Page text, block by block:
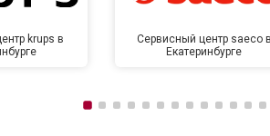
krups в
Сервисный центр saeco в
Екатеринбурге